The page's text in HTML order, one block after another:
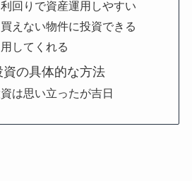
回りで資産運用しやすい
えない物件に投資できる
してくれる
の具体的な方法
は思い立ったが吉日